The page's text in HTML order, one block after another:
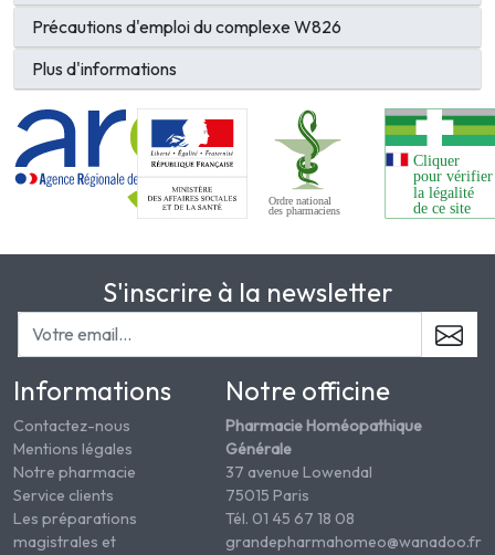
Précautions d'emploi du complexe W826
Plus d'informations
S'inscrire à la newsletter
Informations
Contactez-nous
Mentions légales
Notre pharmacie
Service clients
Les préparations
magistrales et
Notre officine
Pharmacie Homéopathique
Générale
37 avenue Lowendal
75015 Paris
Tél. 01 45 67 18 08
grandepharmahomeo@wanadoo.fr